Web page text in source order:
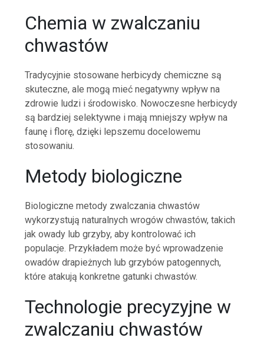
Chemia w zwalczaniu
chwastów
Tradycyjnie stosowane herbicydy chemiczne są
skuteczne, ale mogą mieć negatywny wpływ na
zdrowie ludzi i środowisko. Nowoczesne herbicydy
są bardziej selektywne i mają mniejszy wpływ na
faunę i florę, dzięki lepszemu docelowemu
stosowaniu.
Metody biologiczne
Biologiczne metody zwalczania chwastów
wykorzystują naturalnych wrogów chwastów, takich
jak owady lub grzyby, aby kontrolować ich
populacje. Przykładem może być wprowadzenie
owadów drapieżnych lub grzybów patogennych,
które atakują konkretne gatunki chwastów.
Technologie precyzyjne w
zwalczaniu chwastów